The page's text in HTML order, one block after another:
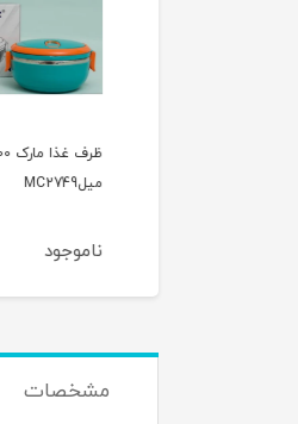
ظرف
میلMC2749
ناموجود
مشخصات